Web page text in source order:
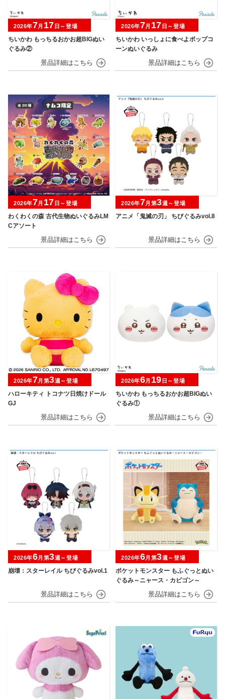
ちいかわ もっちるおかお超BIGぬい
ぐるみ②
2026年7月 17 日～登場
ちいかわ いっしょに食べよポップコ
ーンぬいぐるみ
2026年7月 17 日～登場
わくわくの森 古代生物ぬいぐるみLM
Cアソート
2026年7月 17 日～登場
アニメ「鬼滅の刃」 ちびぐるみvol.8
2026年7月第3週～登場
ハローキティ トコナツ日焼けドール
GJ
2026年7月第3週～登場
ちいかわ もっちるおかお超BIGぬい
ぐるみ①
2026年6月 19 日～登場
崩壊：スターレイル ちびぐるみvol.1
2026年6月第3週～登場
ポケットモンスター もふぐっとぬい
ぐるみ～ニャース・カビゴン～
2026年6月第3週～登場